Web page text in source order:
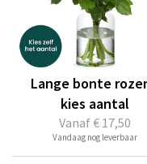
Vanaf€ 17,50
Lange bonte
kies aantal
Vandaag nog leverbaar